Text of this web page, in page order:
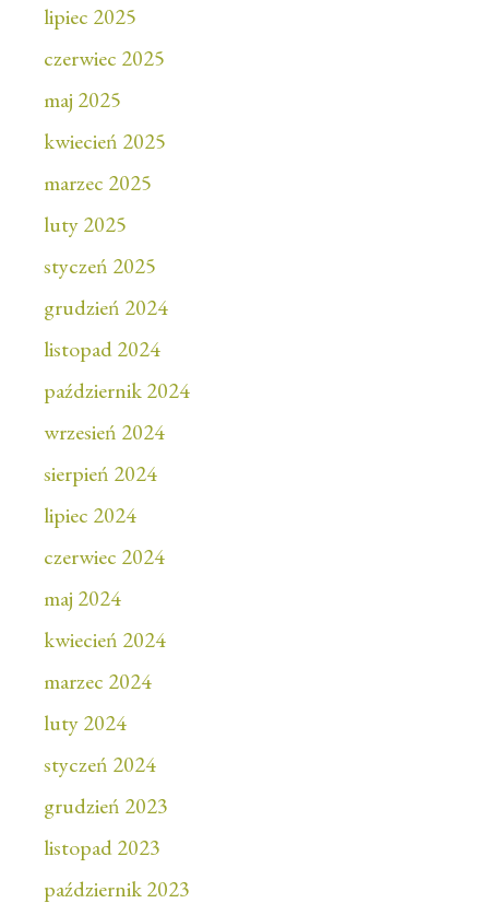
lipiec 2025
czerwiec 2025
maj 2025
kwiecień 2025
marzec 2025
luty 2025
styczeń 2025
grudzień 2024
listopad 2024
październik 2024
wrzesień 2024
sierpień 2024
lipiec 2024
czerwiec 2024
maj 2024
kwiecień 2024
marzec 2024
luty 2024
styczeń 2024
grudzień 2023
listopad 2023
październik 2023